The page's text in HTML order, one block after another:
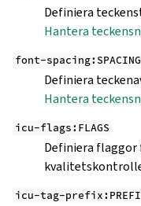
Definiera
Hantera
font-spacing:SPACING
Definiera
Hantera
icu-flags:FLAGS
Definiera
icu-tag-